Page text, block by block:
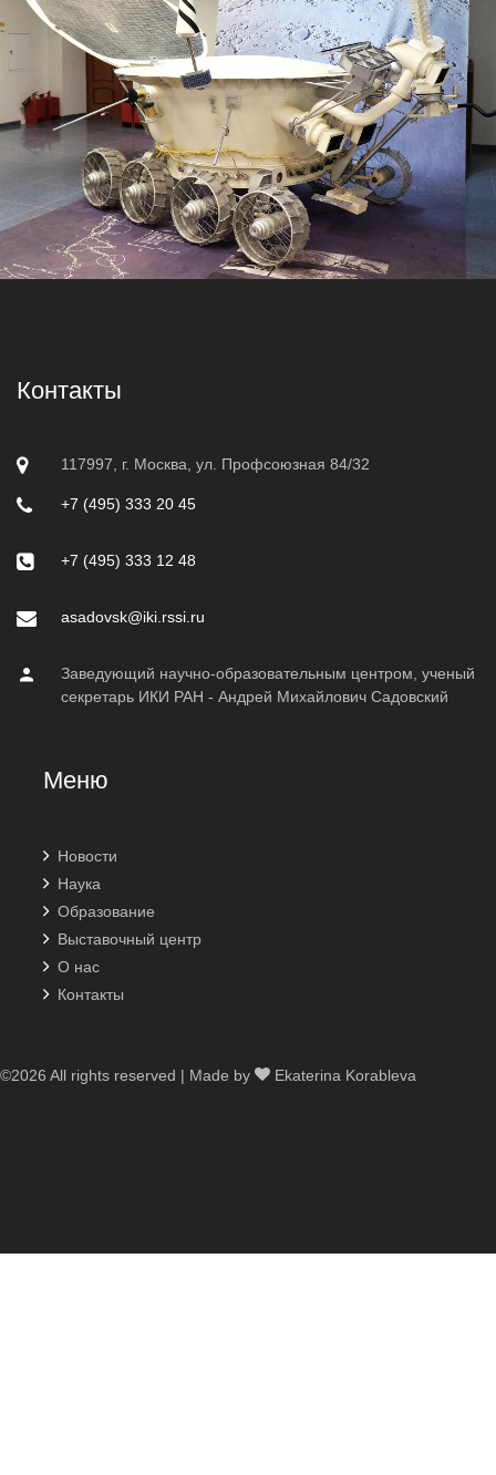
Контакты
117997, г. Москва, ул. Профсоюзная 84/32
+7 (495) 333 20 45
+7 (495) 333 12 48
asadovsk@iki.rssi.ru
Заведующий научно-образовательным центром, ученый
секретарь ИКИ РАН - Андрей Михайлович Садовский
Меню
Новости
Наука
Образование
Выставочный центр
О нас
Контакты
©2026 All rights reserved | Made by Ekaterina Korableva